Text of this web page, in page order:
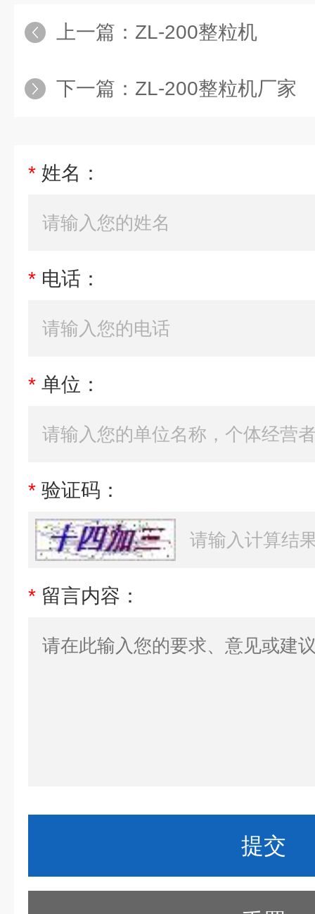
上一篇： ZL-200整粒机
下一篇： ZL-200整粒机厂家
* 姓名：
* 电话：
* 单位：
* 验证码：
* 留言内容：